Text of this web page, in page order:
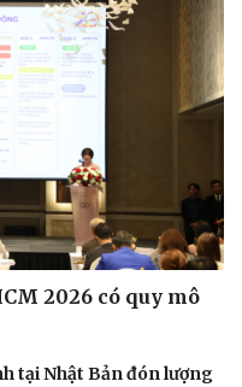
sống
đẹp
yêu - Gia đình
2026 có quy mô
tại Nhật Bản đón lượng